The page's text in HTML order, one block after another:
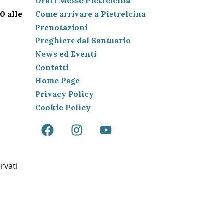
alle
Come arrivare a Pietrelcina
Prenotazioni
Preghiere dal Santuario
News ed Eventi
Contatti
Home Page
Privacy Policy
Cookie Policy